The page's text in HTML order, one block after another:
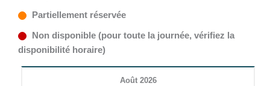
Partiellement réservée
Non disponible (pour toute la journée, vérifiez la
disponibilité horaire)
Août 2026